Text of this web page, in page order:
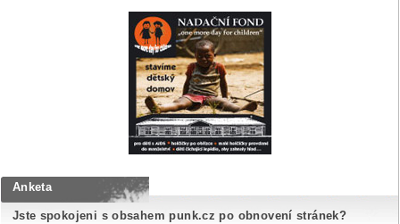
Anketa
Jste spokojeni s obsahem punk.cz po obnovení stránek?